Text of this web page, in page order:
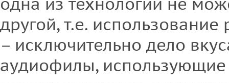
другой, т.е.
– исключительно дело
аудиофилы,